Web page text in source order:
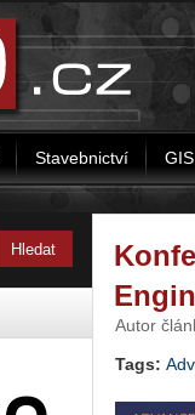
Stavebnictví GIS
Autor
Tags: